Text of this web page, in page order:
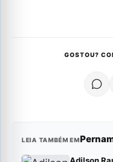
GOSTOU?
LEIA TAMBÉM EM